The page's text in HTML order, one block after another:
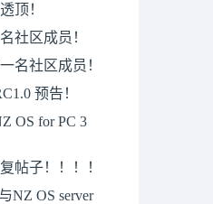
顶！
社区成员！
名社区成员！
预告！
OS for PC 3
帖子！！！！
NZ OS server